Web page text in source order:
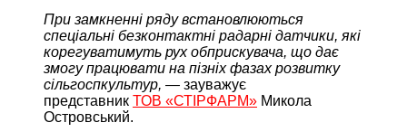
При замкненні ряду встановлюються
спеціальні безконтактні радарні датчики, які
корегуватимуть рух обприскувача, що дає
змогу працювати на пізніх фазах розвитку
сільгоспкультур, — зауважує
представник ТОВ «СТІРФАРМ» Микола
Островський.